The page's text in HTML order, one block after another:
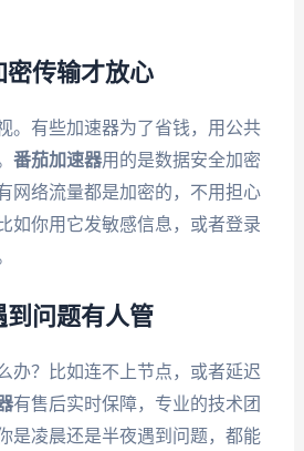
密传输才放心
。有些加速器为了省钱，用公共
番茄加速器用的是数据安全加密
网络流量都是加密的，不用担心
你用它发敏感信息，或者登录
到问题有人管
办？比如连不上节点，或者延迟
有售后实时保障，专业的技术团
凌晨还是半夜遇到问题，都能